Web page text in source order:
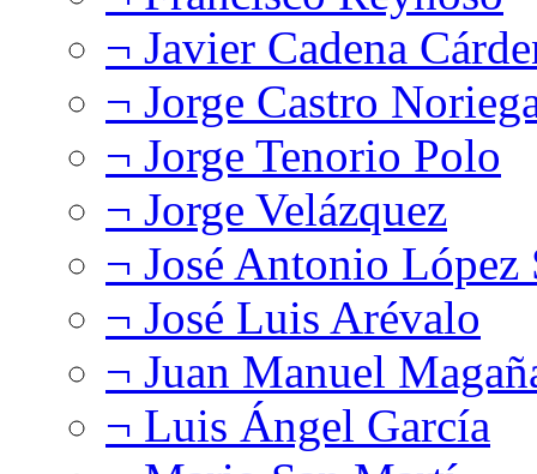
¬ Javier Cadena
¬ Jorge Castro
¬ Jorge Tenorio Polo
¬ Jorge Velázquez
¬ José Antonio López
¬ José Luis Arévalo
¬ Juan Manuel
¬ Luis Ángel García